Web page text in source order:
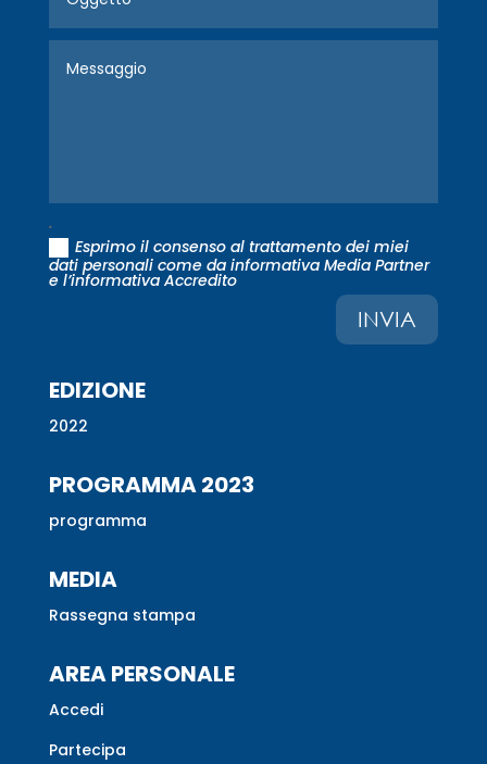
.
Esprimo il consenso al trattamento dei miei
dati personali come da informativa Media Partner
e l’informativa Accredito
INVIA
EDIZIONE
2022
PROGRAMMA 2023
programma
MEDIA
Rassegna stampa
AREA PERSONALE
Accedi
Partecipa